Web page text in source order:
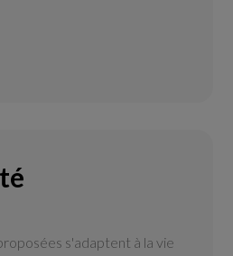
s'adaptent à la vie